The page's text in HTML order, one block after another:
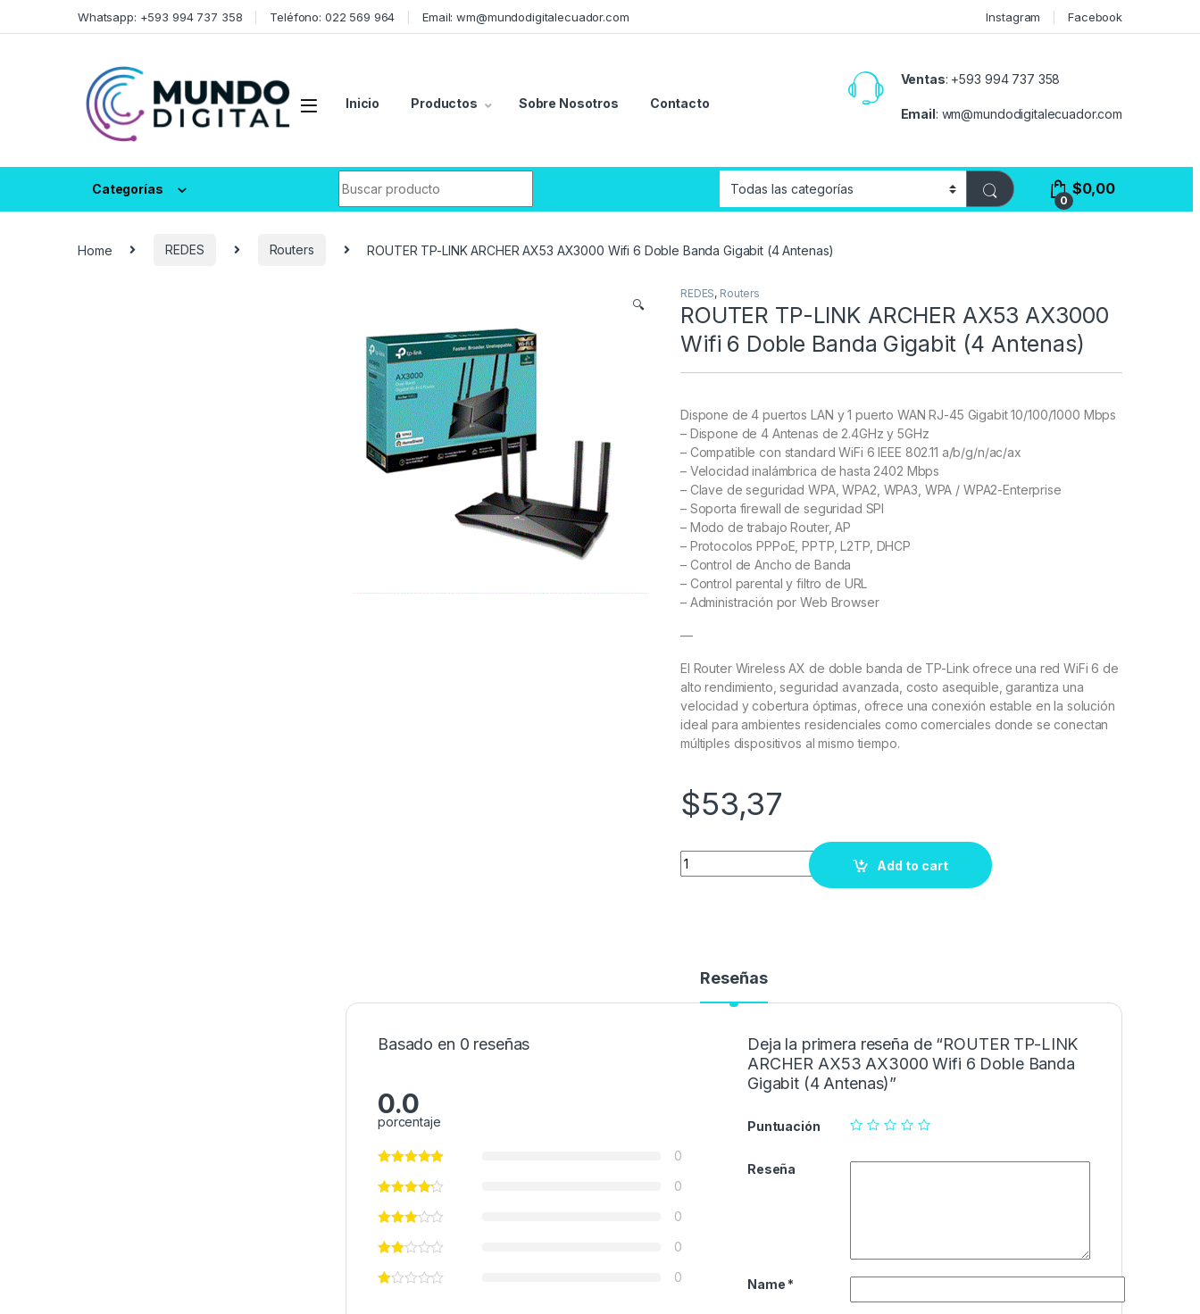
Whatsapp: +593 994 737 358 Teléfono: 022 569 964 Email: wm@mundodigitalecuador.com Instagram Facebook
Inicio Productos Sobre Nosotros Contacto
Ventas: +593 994 737 358
Email: wm@mundodigitalecuador.com
Categorías
0
$0,00
Home REDES Routers ROUTER TP-LINK ARCHER AX53 AX3000 Wifi 6 Doble Banda Gigabit (4 Antenas)
🔍
REDES, Routers
ROUTER TP-LINK ARCHER AX53 AX3000
Wifi 6 Doble Banda Gigabit (4 Antenas)
Dispone de 4 puertos LAN y 1 puerto WAN RJ-45 Gigabit 10/100/1000 Mbps
– Dispone de 4 Antenas de 2.4GHz y 5GHz
– Compatible con standard WiFi 6 IEEE 802.11 a/b/g/n/ac/ax
– Velocidad inalámbrica de hasta 2402 Mbps
– Clave de seguridad WPA, WPA2, WPA3, WPA / WPA2-Enterprise
– Soporta firewall de seguridad SPI
– Modo de trabajo Router, AP
– Protocolos PPPoE, PPTP, L2TP, DHCP
– Control de Ancho de Banda
– Control parental y filtro de URL
– Administración por Web Browser
—
El Router Wireless AX de doble banda de TP-Link ofrece una red WiFi 6 de
alto rendimiento, seguridad avanzada, costo asequible, garantiza una
velocidad y cobertura óptimas, ofrece una conexión estable en la solución
ideal para ambientes residenciales como comerciales donde se conectan
múltiples dispositivos al mismo tiempo.
$53,37
Quantity
Add to cart
Reseñas
Basado en 0 reseñas
0.0
porcentaje
0
0
0
0
0
Deja la primera reseña de “ROUTER TP-LINK
ARCHER AX53 AX3000 Wifi 6 Doble Banda
Gigabit (4 Antenas)”
Puntuación
Reseña
Name *